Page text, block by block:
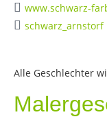
www.schwarz-
schwarz_arnstorf
Alle Geschlechter